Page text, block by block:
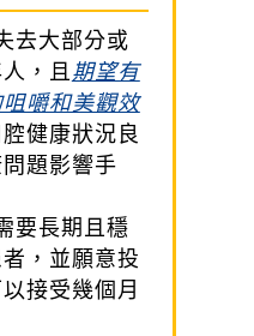
去大部分或
，且期望有
嚼和美觀效
健康狀況良
題影響手
要長期且穩
，並願意投
接受幾個月